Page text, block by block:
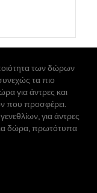
των δώρων
τα πιο
για άντρες και
που προσφέρει.
για άντρες
δώρα, πρωτότυπα